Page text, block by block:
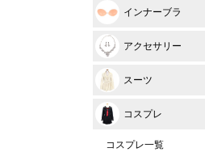
インナーブラ
アクセサリー
スーツ
コスプレ
コスプレ一覧